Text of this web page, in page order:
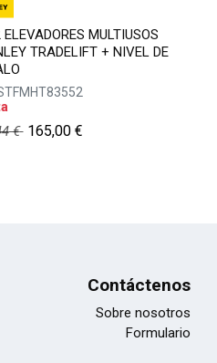
MULTIUSOS
TRADELIFT + NIVEL DE
€ 165,00€
Contáctenos
Sobre nosotros
Formulario